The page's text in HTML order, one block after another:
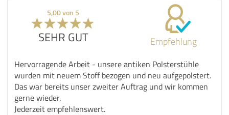
5,00 von 5
SEHR GUT Empfehlung
Hervorragende Arbeit - unsere antiken Polsterstühle
wurden mit neuem Stoff bezogen und neu aufgepolstert.
Das war bereits unser zweiter Auftrag und wir kommen
gerne wieder.
Jederzeit empfehlenswert.